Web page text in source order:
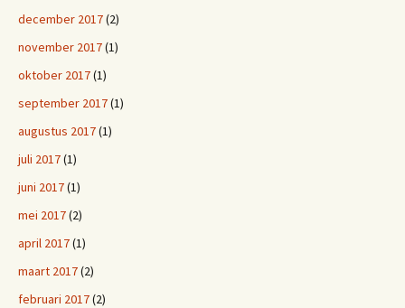
december 2017(2)
november 2017(1)
oktober 2017(1)
september 2017(1)
augustus 2017(1)
juli 2017(1)
juni 2017(1)
mei 2017(2)
april 2017(1)
maart 2017(2)
februari 2017(2)